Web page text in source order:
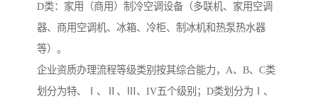
D类：家用（商用）制冷空调设备（多联机、家用空调
器、商用空调机、冰箱、冷柜、制冰机和热泵热水器
等）。
企业资质办理流程等级类别按其综合能力，A、B、C类
划分为特、Ⅰ、Ⅱ、Ⅲ、IV五个级别；D类划分为Ⅰ、